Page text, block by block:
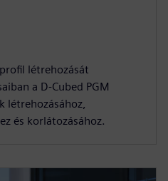
létrehozását
a D-Cubed PGM
létrehozásához,
és korlátozásához.